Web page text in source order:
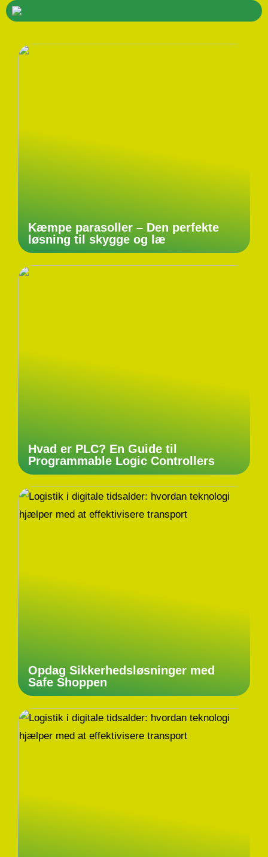
Kæmpe parasoller – Den perfekte
løsning til skygge og læ
Hvad er PLC? En Guide til
Programmable Logic Controllers
Opdag Sikkerhedsløsninger med
Safe Shoppen